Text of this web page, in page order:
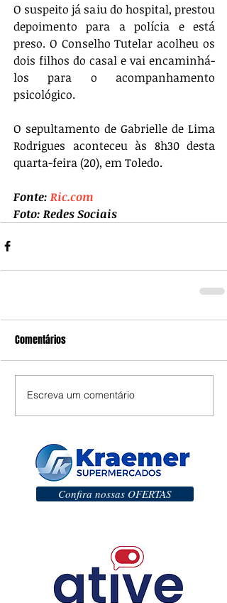
O suspeito já saiu do hospital, prestou
depoimento para a polícia e está
preso. O Conselho Tutelar acolheu os
dois filhos do casal e vai encaminhá-
los para o acompanhamento
psicológico.
O sepultamento de Gabrielle de Lima
Rodrigues aconteceu às 8h30 desta
quarta-feira (20), em Toledo.
Fonte: Ric.com
Foto: Redes Sociais
Comentários
Escreva um comentário
Confira nossas OFERTAS